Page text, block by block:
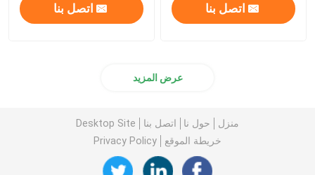
اتصل بنا اتصل بنا
عرض المزيد
منزل حول نا اتصل بنا
Desktop Site
خريطة الموقع
Privacy Policy